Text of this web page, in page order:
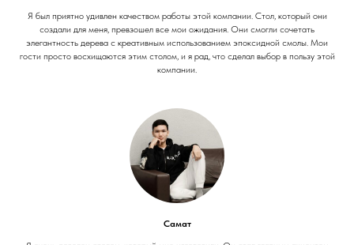
Я был приятно удивлен качеством работы этой компании. Стол, который они
создали для меня, превзошел все мои ожидания. Они смогли сочетать
элегантность дерева с креативным использованием эпоксидной смолы. Мои
гости просто восхищаются этим столом, и я рад, что сделал выбор в пользу этой
компании.
Самат